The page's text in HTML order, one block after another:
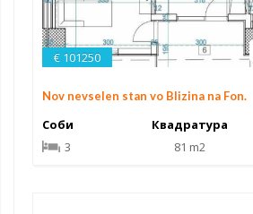
€ 101250
Nov nevselen stan vo Blizina na Fon.
Соби
3
Квадратура
81 m2